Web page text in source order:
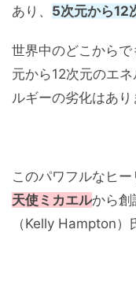
あり、 5次元から12
世界中のどこから
元から12次元のエ
ルギーの劣化はあり
このパワフルなヒ
天使ミカエルから創
（Kelly Hampton）